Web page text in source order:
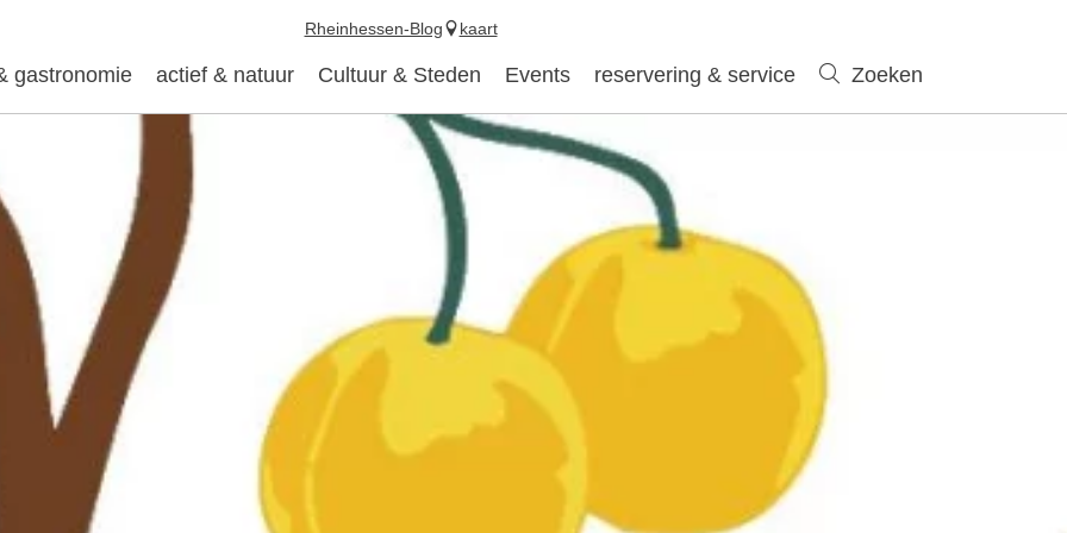
Zoeken
gastronomie actief & natuur Cultuur & Steden Events reservering & service Zoeken
Rheinhessen-Blog kaart